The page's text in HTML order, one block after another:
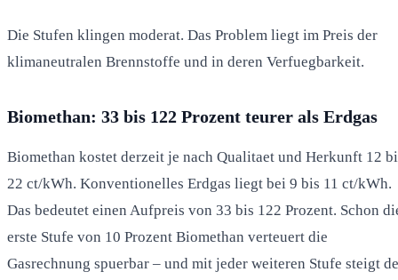
Die Stufen klingen moderat. Das Problem liegt im Preis der
klimaneutralen Brennstoffe und in deren Verfuegbarkeit.
Biomethan: 33 bis 122 Prozent teurer als Erdgas
Biomethan kostet derzeit je nach Qualitaet und Herkunft 12
22 ct/kWh. Konventionelles Erdgas liegt bei 9 bis 11 ct/kWh.
Das bedeutet einen Aufpreis von 33 bis 122 Prozent. Schon
erste Stufe von 10 Prozent Biomethan verteuert die
Gasrechnung spuerbar – und mit jeder weiteren Stufe steigt